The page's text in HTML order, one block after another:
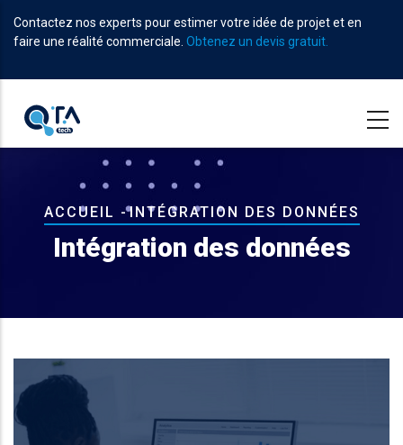
au
contenu
Contactez nos experts pour estimer votre idée de projet et en
faire une réalité commerciale. Obtenez un devis gratuit.
Fil
d'Ariane
ACCUEIL -INTÉGRATION DES DONNÉES
Intégration des données